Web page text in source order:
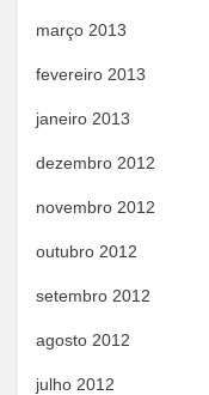
março 2013
fevereiro 2013
janeiro 2013
dezembro 2012
novembro 2012
outubro 2012
setembro 2012
agosto 2012
julho 2012